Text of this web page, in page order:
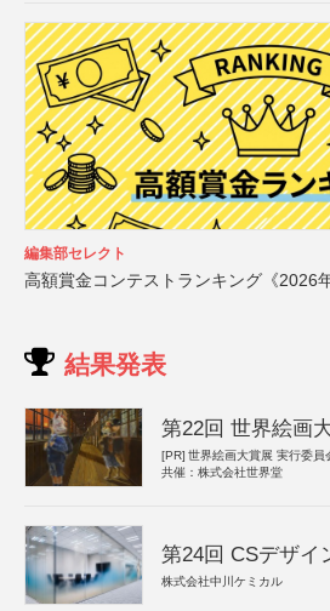
編集部セレクト
高額賞金コンテストランキング《2026年
結果発表
第22回 世界絵画
[PR] 世界絵画大賞展 実行委員
共催：株式会社世界堂
第24回 CSデザイ
株式会社中川ケミカル